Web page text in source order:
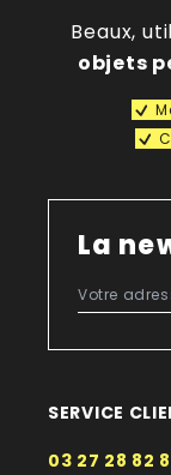
Beaux,
objets
La
SERVICE
03 27 28 82